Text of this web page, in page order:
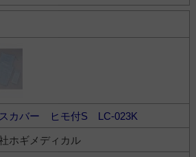
カバー ヒモ付S LC-023K
ホギメディカル